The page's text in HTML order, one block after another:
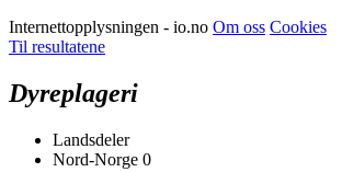
Internettopplysningen - io.no Om oss Cookies
Til resultatene
Dyreplageri
Landsdeler
Nord-Norge 0